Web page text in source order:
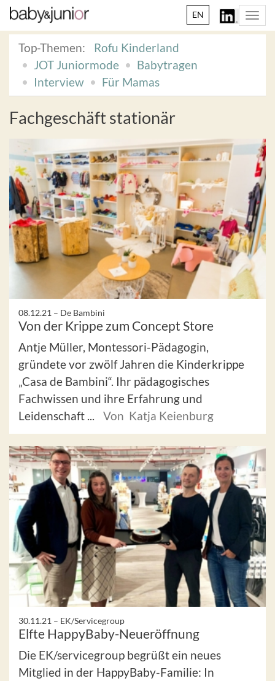
EN
Top-Themen:
Rofu Kinderland
JOT Juniormode
Babytragen
Interview
Für Mamas
Fachgeschäft stationär
08.12.21 – De Bambini
Von der Krippe zum Concept Store
Antje Müller, Montessori-Pädagogin,
gründete vor zwölf Jahren die Kinderkrippe
„Casa de Bambini“. Ihr pädagogisches
Fachwissen und ihre Erfahrung und
Leidenschaft ...
Von Katja Keienburg
30.11.21 – EK/Servicegroup
Elfte HappyBaby-Neueröffnung
Die EK/servicegroup begrüßt ein neues
Mitglied in der HappyBaby-Familie: In